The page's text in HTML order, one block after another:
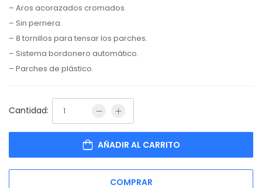
– Aros acorazados cromados.
– Sin pernera.
– 8 tornillos para tensar los parches.
– Sistema bordonero automático.
– Parches de plástico.
Cantidad:
AÑADIR AL CARRITO
COMPRAR